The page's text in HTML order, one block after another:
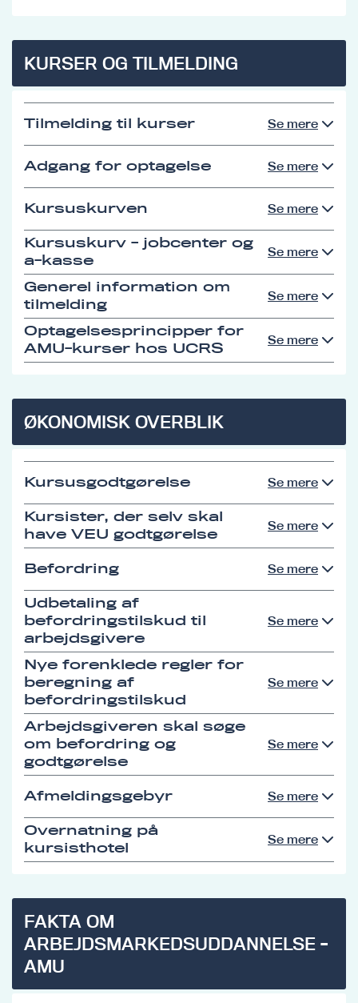
KURSER OG TILMELDING
Tilmelding til kurser Se mere
Adgang for optagelse Se mere
Kursuskurven Se mere
Kursuskurv - jobcenter og
a-kasse
Se mere
Generel information om
tilmelding
Se mere
Optagelsesprincipper for
AMU-kurser hos UCRS
Se mere
ØKONOMISK OVERBLIK
Kursusgodtgørelse Se mere
Kursister, der selv skal
have VEU godtgørelse
Se mere
Befordring Se mere
Udbetaling af
befordringstilskud til
arbejdsgivere
Se mere
Nye forenklede regler for
beregning af
befordringstilskud
Se mere
Arbejdsgiveren skal søge
om befordring og
godtgørelse
Se mere
Afmeldingsgebyr Se mere
Overnatning på
kursisthotel
Se mere
FAKTA OM
ARBEJDSMARKEDSUDDANNELSE -
AMU